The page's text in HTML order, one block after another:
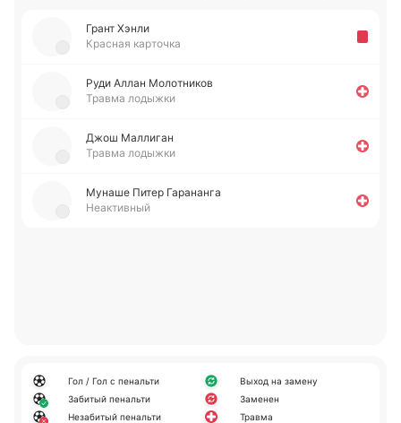
Грант Хэнли
Красная карточка
Руди Аллан Мо­ло­тни­ков
Травма лодыжки
Джош Ма­лли­ган
Травма лодыжки
Мунаше Питер Га­ра­на­нга
Неактивный
Гол / Гол с пенальти
Забитый пенальти
Незабитый пенальти
Выход на замену
Заменен
Травма